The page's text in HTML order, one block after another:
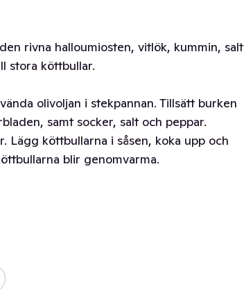
rivna halloumiosten, vitlök, kummin, salt
stora köttbullar.
olivoljan i stekpannan. Tillsätt burken
samt socker, salt och peppar.
Lägg köttbullarna i såsen, koka upp och
blir genomvarma.